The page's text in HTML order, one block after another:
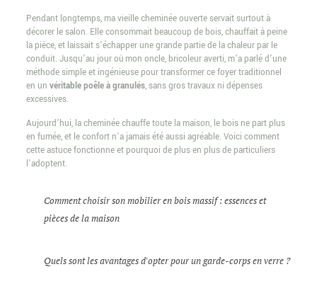
Pendant longtemps, ma vieille cheminée ouverte servait surtout à
décorer le salon. Elle consommait beaucoup de bois, chauffait à peine
la pièce, et laissait s’échapper une grande partie de la chaleur par le
conduit. Jusqu’au jour où mon oncle, bricoleur averti, m’a parlé d’une
méthode simple et ingénieuse pour transformer ce foyer traditionnel
en un véritable poêle à granulés, sans gros travaux ni dépenses
excessives.
Aujourd’hui, la cheminée chauffe toute la maison, le bois ne part plus
en fumée, et le confort n’a jamais été aussi agréable. Voici comment
cette astuce fonctionne et pourquoi de plus en plus de particuliers
l’adoptent.
Comment choisir son mobilier en bois massif : essences et
pièces de la maison
Quels sont les avantages d'opter pour un garde-corps en verre ?